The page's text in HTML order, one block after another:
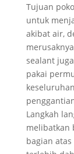
Tujuan
untuk
akibat air,
sealant
pakai
Langkah
melibatkan
bagian